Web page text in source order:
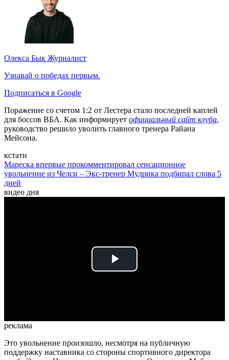
Олекса Бык Журналист
Узнавай о победах первым.
Подписаться в Google
Поражение со счетом 1:2 от Лестера стало последней каплей
для боссов ВБА. Как информирует официальный сайт клуба,
руководство решило уволить главного тренера Райана
Мейсона.
кстати
Мареска впервые прокомментировал сенсационное
увольнение из Челси – Экс-тренер Мудрика подбирал слова 5
дней
видео дня
Play
реклама
Это увольнение произошло, несмотря на публичную
поддержку наставника со стороны спортивного директора